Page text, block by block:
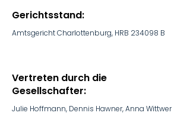
Gerichtsstand:
Amtsgericht Charlottenburg, HRB 234098 B
Vertreten durch die
Gesellschafter:
Julie Hoffmann, Dennis Hawner, Anna Wittwer